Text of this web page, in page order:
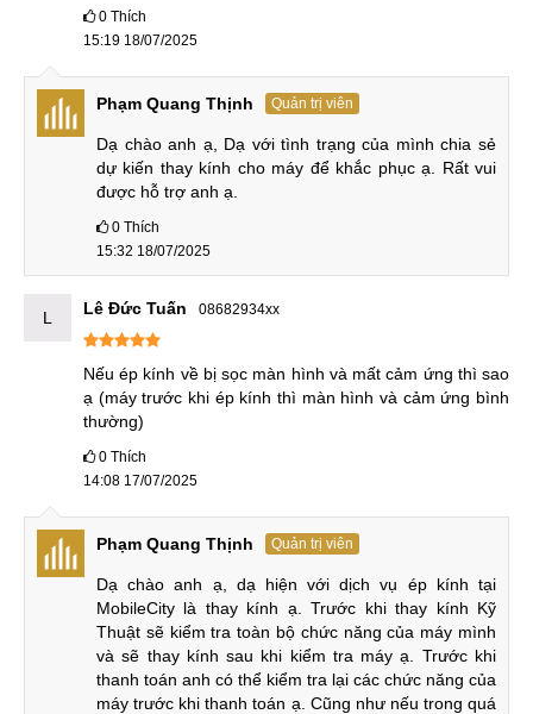
Dấu hiệu cần ép kính iPhone 13
Mặt kính xuất hiện các vết nứt, rạn hoặc vỡ sau khi va
Kính màn hình bị trầy xước nhiều, ảnh hưởng đến trải
Mặt kính bong keo, hở mép hoặc có dấu hiệu tách khỏi
màn hình.
Kính bị vỡ nhưng hình ảnh hiển thị vẫn rõ nét, không
sọc hay chảy mực.
Cảm ứng vẫn hoạt động ổn định trên toàn bộ màn hình.
Bụi bẩn hoặc hơi ẩm lọt vào bên trong qua các vết nứt
trên mặt kính.
Việc quan sát nội dung trên màn hình trở nên khó khăn
do mặt kính hư hỏng.
Nguyên nhân hỏng mặt kính trên iPhone 13
Mặt kính iPhone 13 được thiết kế khá bền bỉ, tuy nhiên trong
quá trình sử dụng vẫn có thể gặp hư hỏng do nhiều tác động
khác nhau. Dưới đây là những nguyên nhân phổ biến nhất
khiến mặt kính iPhone 13 vỡ hỏng:
0 Thích
15:19 18/07/2025
Phạm Quang Thịnh Quản trị viên
Dạ chào anh ạ, Dạ với tình trạng của mình chia sẻ
dự kiến thay kính cho máy để khắc phục ạ. Rất vui
được hỗ trợ anh ạ.
0 Thích
15:32 18/07/2025
L Lê Đức Tuấn 08682934xx
Nếu ép kính về bị sọc màn hình và mất cảm ứng thì sao
ạ (máy trước khi ép kính thì màn hình và cảm ứng bình
thường)
0 Thích
14:08 17/07/2025
Phạm Quang Thịnh Quản trị viên
Dạ chào anh ạ, dạ hiện với dịch vụ ép kính tại
MobileCity là thay kính ạ. Trước khi thay kính Kỹ
Thuật sẽ kiểm tra toàn bộ chức năng của máy mình
và sẽ thay kính sau khi kiểm tra máy ạ. Trước khi
thanh toán anh có thể kiểm tra lại các chức năng của
máy trước khi thanh toán ạ. Cũng như nếu trong quá